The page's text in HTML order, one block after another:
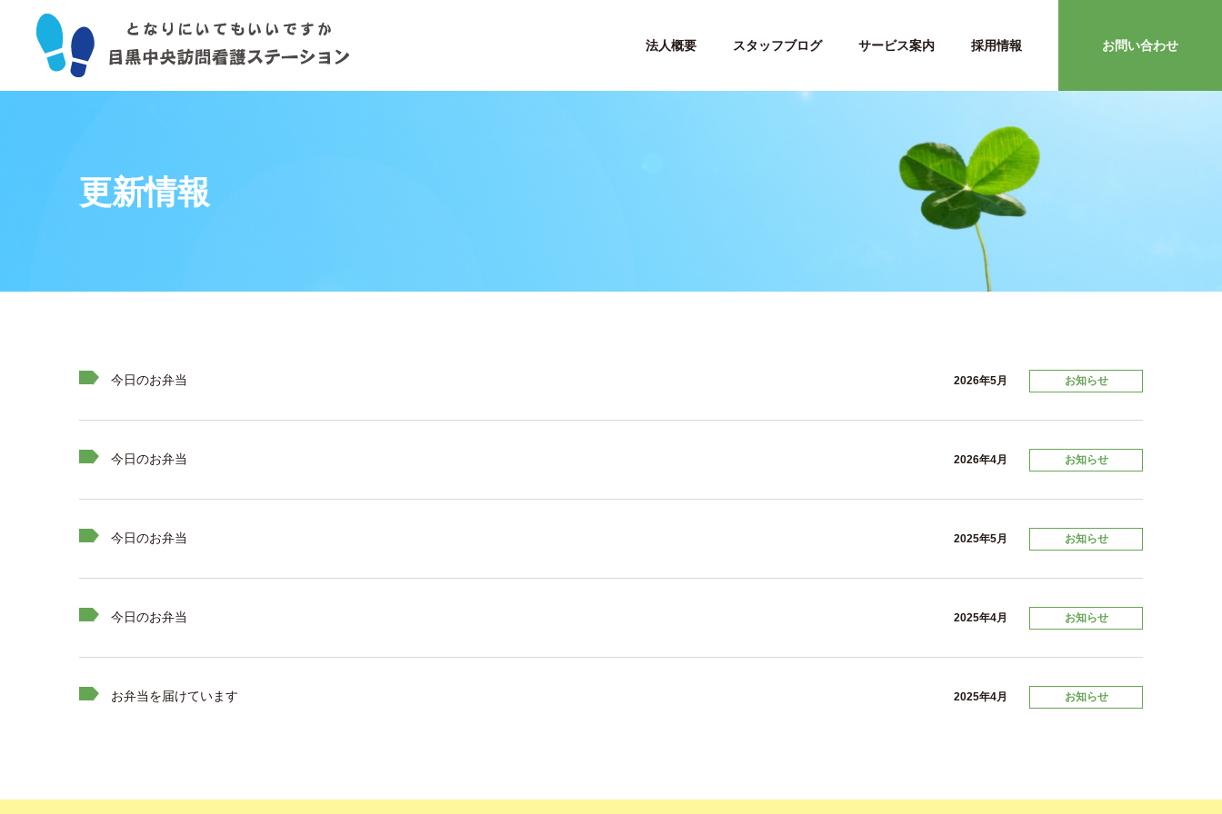
法人概要 スタッフブログ サービス案内 採用情報 お問い合わせ
更新情報
今日のお弁当 2026年5月 お知らせ
今日のお弁当 2026年4月 お知らせ
今日のお弁当 2025年5月 お知らせ
今日のお弁当 2025年4月 お知らせ
お弁当を届けています 2025年4月 お知らせ